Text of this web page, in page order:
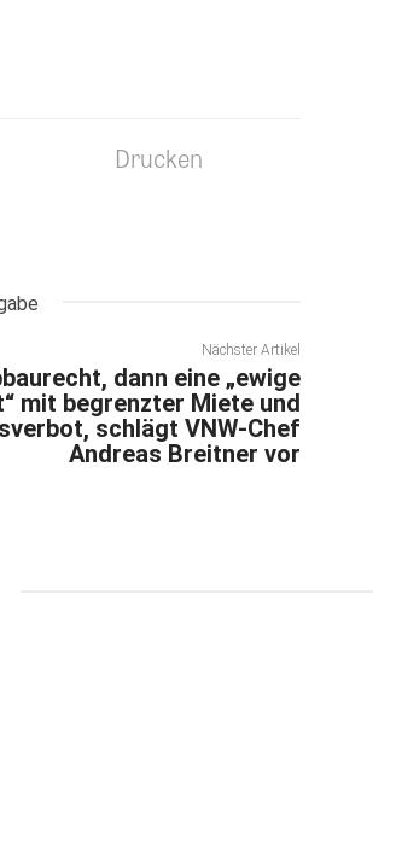
Drucken
Nächster Artikel
dann eine „ewige
mit begrenzter Miete und
schlägt VNW-Chef
Andreas Breitner vor